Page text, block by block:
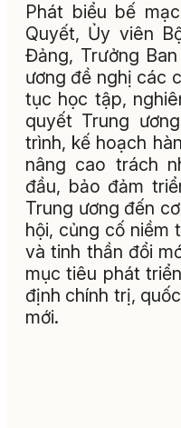
Phát biểu bế
Quyết, Ủy viên
Đảng, Trưởng
ương đề nghị các
tục học tập,
quyết Trung
trình, kế hoạch
nâng cao trách
đầu, bảo đảm
Trung ương đến
hội, củng cố niềm
và tinh thần đổi
mục tiêu phát
định chính trị,
mới.